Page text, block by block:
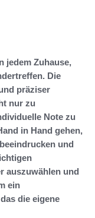
jedem Zuhause,
Die
präziser
nur zu
Note zu
in Hand gehen,
und
auszuwählen und
ein
die eigene